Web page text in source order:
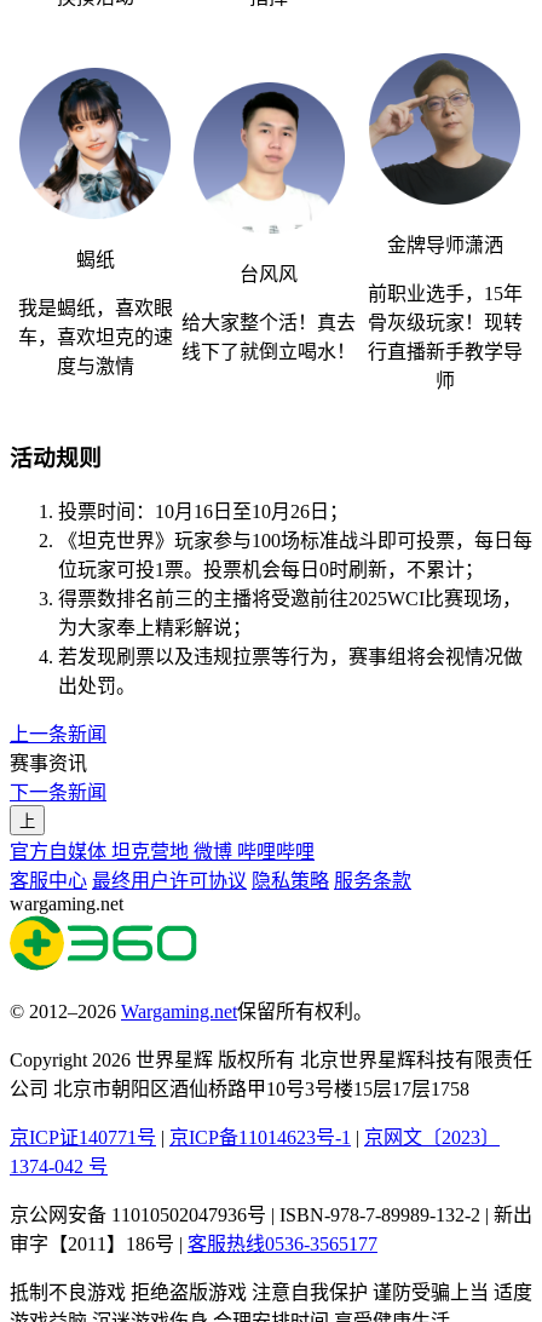
蝎纸
我是蝎纸，喜欢眼
车，喜欢坦克的速
度与激情
台风风
给大家整个活！真去
线下了就倒立喝水！
金牌导师潇洒
前职业选手， 15年
骨灰级玩家！现转
行直播新手教学导
师
活动规则
投票时间： 10月 16 日至10月 26 日；
《坦克世界》玩家参与100场标准战斗即可投票，每日每
位玩家可投1票。投票机会每日 0时刷新，不累计；
得票数排名前三的主播将受邀前往2025WCI比赛现场，
为大家奉上精彩解说；
若发现刷票以及违规拉票等行为，赛事组将会视情况做
出处罚。
上一条新闻
赛事资讯
下一条新闻
上
官方自媒体 坦克营地 微博 哔哩哔哩
客服中心 最终用户许可协议 隐私策略 服务条款
wargaming.net
© 2012–2026 Wargaming.net保留所有权利。
Copyright 2026 世界星辉 版权所有 北京世界星辉科技有限责任
公司 北京市朝阳区酒仙桥路甲10号3号楼15层17层1758
京ICP证140771号 | 京ICP备11014623号-1 | 京网文〔2023〕
1374-042 号
京公网安备 11010502047936号 | ISBN-978-7-89989-132-2 | 新出
审字【2011】186号 | 客服热线0536-3565177
抵制不良游戏 拒绝盗版游戏 注意自我保护 谨防受骗上当 适度